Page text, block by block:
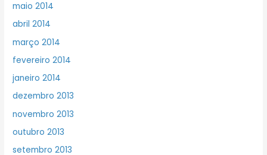
maio 2014
abril 2014
março 2014
fevereiro 2014
janeiro 2014
dezembro 2013
novembro 2013
outubro 2013
setembro 2013